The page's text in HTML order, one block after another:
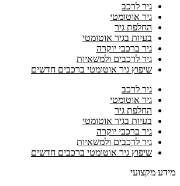
גיר לרכב
גיר אוטומטי
החלפת גיר
בעיות בגיר אוטומטי
גיר ברכבי יוקרה
גיר לרכבים ולמשאיות
שיפוץ גיר אוטומטי ברכבים חדשים
גיר לרכב
גיר אוטומטי
החלפת גיר
בעיות בגיר אוטומטי
גיר ברכבי יוקרה
גיר לרכבים ולמשאיות
שיפוץ גיר אוטומטי ברכבים חדשים
מידע מקצועי